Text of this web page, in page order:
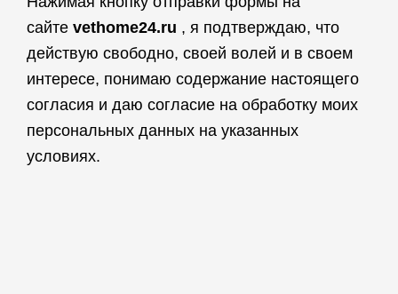
сайте vethome24.ru , я подтверждаю, что
действую свободно, своей волей и в своем
интересе, понимаю содержание настоящего
согласия и даю согласие на обработку моих
персональных данных на указанных
условиях.